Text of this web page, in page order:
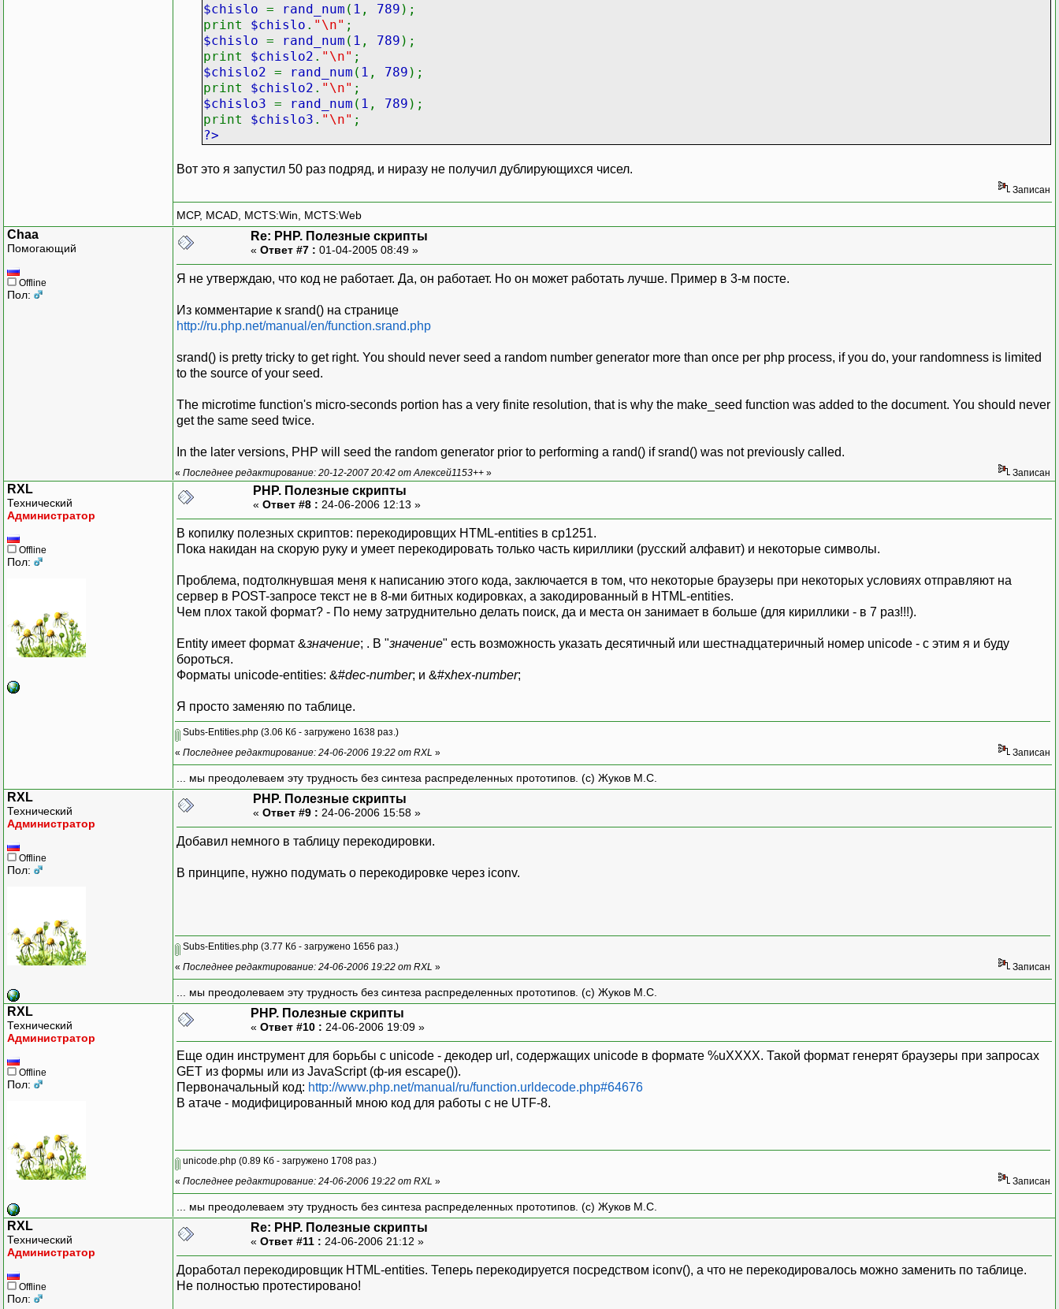
$chislo = rand_num ( 1 , 789 );
print $chislo . "\n" ;
$chislo = rand_num ( 1 , 789 );
print $chislo2 . "\n" ;
$chislo2 = rand_num ( 1 , 789 );
print $chislo2 . "\n" ;
$chislo3 = rand_num ( 1 , 789 );
print $chislo3 . "\n" ;
?>
Вот это я запустил 50 раз подряд, и ниразу не получил дублирующихся чисел.
Записан
MCP, MCAD, MCTS:Win, MCTS:Web
Chaa
Помогающий
Offline
Пол:
Re: PHP. Полезные скрипты
« Ответ #7 : 01-04-2005 08:49 »
Я не утверждаю, что код не работает. Да, он работает. Но он может работать лучше. Пример в 3-м посте.
Из комментарие к srand() на странице
http://ru.php.net/manual/en/function.srand.php
srand() is pretty tricky to get right. You should never seed a random number generator more than once per php process, if you do, your randomness is limited
to the source of your seed.
The microtime function's micro-seconds portion has a very finite resolution, that is why the make_seed function was added to the document. You should never
get the same seed twice.
In the later versions, PHP will seed the random generator prior to performing a rand() if srand() was not previously called.
« Последнее редактирование: 20-12-2007 20:42 от Алексей1153++ » Записан
RXL
Технический
Администратор
Offline
Пол:
PHP. Полезные скрипты
« Ответ #8 : 24-06-2006 12:13 »
В копилку полезных скриптов: перекодировщих HTML-entities в cp1251.
Пока накидан на скорую руку и умеет перекодировать только часть кириллики (русский алфавит) и некоторые символы.
Проблема, подтолкнувшая меня к написанию этого кода, заключается в том, что некоторые браузеры при некоторых условиях отправляют на
сервер в POST-запросе текст не в 8-ми битных кодировках, а закодированный в HTML-entities.
Чем плох такой формат? - По нему затруднительно делать поиск, да и места он занимает в больше (для кириллики - в 7 раз!!!).
Entity имеет формат &значение; . В "значение" есть возможность указать десятичный или шестнадцатеричный номер unicode - с этим я и буду
бороться.
Форматы unicode-entities: &#dec-number; и &#xhex-number;
Я просто заменяю по таблице.
Subs-Entities.php (3.06 Кб - загружено 1638 раз.)
« Последнее редактирование: 24-06-2006 19:22 от RXL » Записан
... мы преодолеваем эту трудность без синтеза распределенных прототипов. (с) Жуков М.С.
RXL
Технический
Администратор
Offline
Пол:
PHP. Полезные скрипты
« Ответ #9 : 24-06-2006 15:58 »
Добавил немного в таблицу перекодировки.
В принципе, нужно подумать о перекодировке через iconv.
Subs-Entities.php (3.77 Кб - загружено 1656 раз.)
« Последнее редактирование: 24-06-2006 19:22 от RXL » Записан
... мы преодолеваем эту трудность без синтеза распределенных прототипов. (с) Жуков М.С.
RXL
Технический
Администратор
Offline
Пол:
PHP. Полезные скрипты
« Ответ #10 : 24-06-2006 19:09 »
Еще один инструмент для борьбы с unicode - декодер url, содержащих unicode в формате %uXXXX. Такой формат генерят браузеры при запросах
GET из формы или из JavaScript (ф-ия escape()).
Первоначальный код: http://www.php.net/manual/ru/function.urldecode.php#64676
В атаче - модифицированный мною код для работы с не UTF-8.
unicode.php (0.89 Кб - загружено 1708 раз.)
« Последнее редактирование: 24-06-2006 19:22 от RXL » Записан
... мы преодолеваем эту трудность без синтеза распределенных прототипов. (с) Жуков М.С.
RXL
Технический
Администратор
Offline
Пол:
Re: PHP. Полезные скрипты
« Ответ #11 : 24-06-2006 21:12 »
Доработал перекодировщик HTML-entities. Теперь перекодируется посредством iconv(), а что не перекодировалось можно заменить по таблице.
Не полностью протестировано!